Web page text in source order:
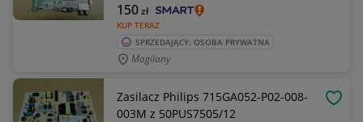
KUP TERAZ
150zł
SPRZEDAJĄCY: OSOBA PRYWATNA
Mogilany
Zasilacz Philips 715GA052-P02-008-
003M z 50PUS7505/12